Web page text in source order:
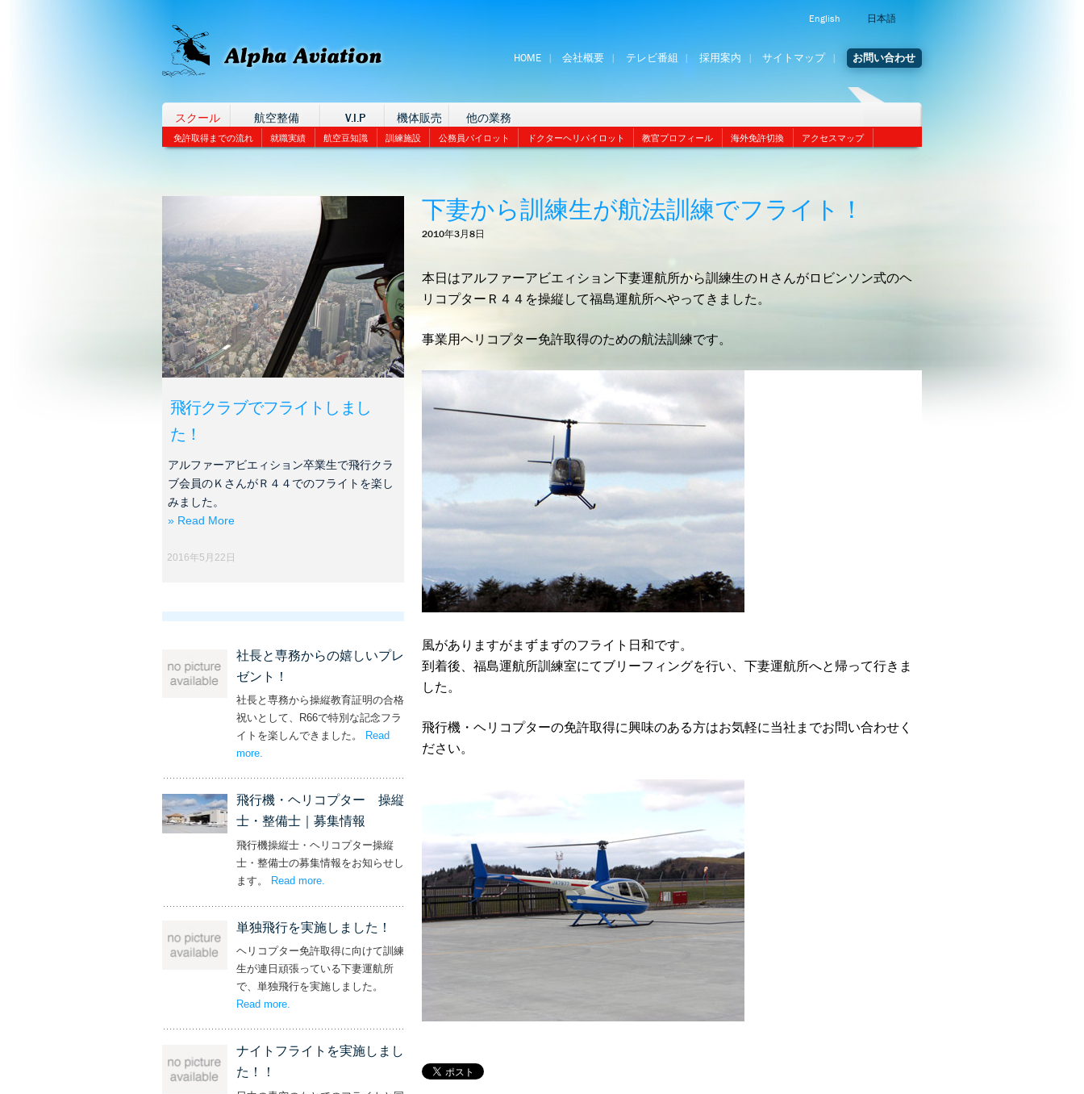
English 日本語
HOME 会社概要 テレビ番組 採用案内 サイトマップ お問い合わせ
スクール 航空整備 V.I.P 機体販売 他の業務
免許取得までの流れ 就職実績 航空豆知識 訓練施設 公務員パイロット ドクターヘリパイロット 教官プロフィール 海外免許切換 アクセスマップ
下妻から訓練生が航法訓練でフライト！
2010年3月8日
本日はアルファーアビエィション下妻運航所から訓練生のＨさんがロビンソン式のヘ
リコプターＲ４４を操縦して福島運航所へやってきました。
事業用ヘリコプター免許取得のための航法訓練です。
風がありますがまずまずのフライト日和です。
到着後、福島運航所訓練室にてブリーフィングを行い、下妻運航所へと帰って行きま
した。
飛行機・ヘリコプターの免許取得に興味のある方はお気軽に当社までお問い合わせく
ださい。
飛行クラブでフライトしまし
た！
アルファーアビエィション卒業生で飛行クラ
ブ会員のＫさんがＲ４４でのフライトを楽し
みました。
» Read More
2016年5月22日
社長と専務からの嬉しいプレ
ゼント！
社長と専務から操縦教育証明の合格
祝いとして、R66で特別な記念フラ
イトを楽しんできました。
Read
more– ‘社長と専務からの嬉しいプレゼント！’
.
飛行機・ヘリコプター 操縦
士・整備士｜募集情報
飛行機操縦士・ヘリコプター操縦
士・整備士の募集情報をお知らせし
ます。
Read more – ‘飛行機・ヘリコプター 操縦士・整備士｜募集情報’
単独飛行を実施しました！
ヘリコプター免許取得に向けて訓練
生が連日頑張っている下妻運航所
で、単独飛行を実施しました。
Read more– ‘単独飛行を実施しました！’
.
ナイトフライトを実施しまし
た！！